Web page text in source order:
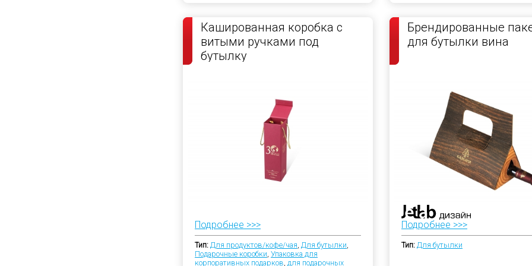
Кашированная коробка с
витыми ручками под
бутылку
Подробнее >>>
Тип: Для продуктов/кофе/чая, Для бутылки,
Подарочные коробки, Упаковка для
корпоративных подарков, для подарочных
Брендированные
для бутылки вина
Подробнее >>>
Тип: Для бутылки